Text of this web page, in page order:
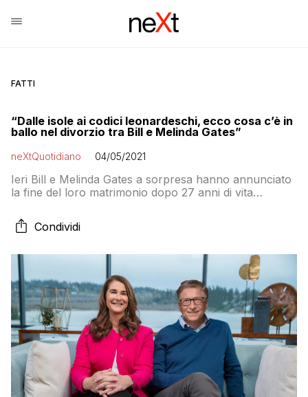
FATTI
“Dalle isole ai codici leonardeschi, ecco cosa c’è in
ballo nel divorzio tra Bill e Melinda Gates”
neXtQuotidiano 04/05/2021
Ieri Bill e Melinda Gates a sorpresa hanno annunciato
la fine del loro matrimonio dopo 27 anni di vita
Condividi